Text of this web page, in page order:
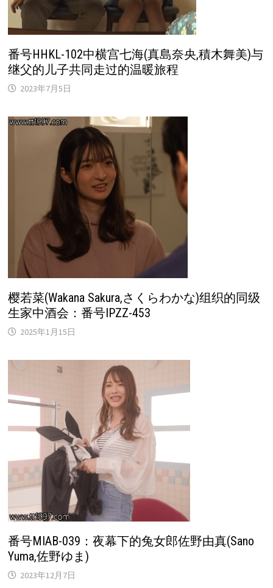
番号HHKL-102中横宫七海(真島奈央,積木舞美)与
继父的儿子共同走过的温暖旅程
2023年7月5日
樱若菜(Wakana Sakura,さくらわかな)组织的同级
生家中酒会：番号IPZZ-453
2025年1月15日
番号MIAB-039：夜幕下的兔女郎佐野由真(Sano
Yuma,佐野ゆま)
2023年12月7日